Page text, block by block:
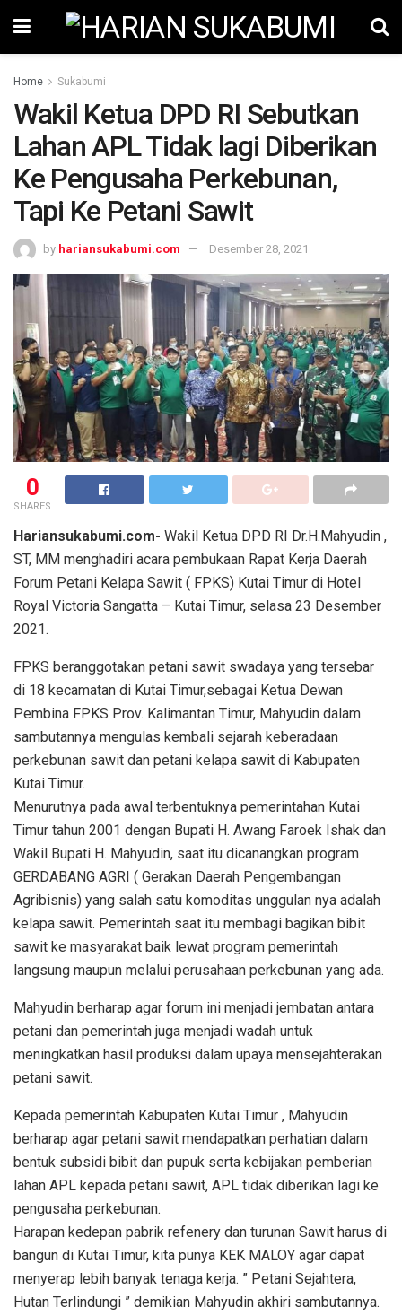
Home Sukabumi
Wakil Ketua DPD RI Sebutkan
Lahan APL Tidak lagi Diberikan
Ke Pengusaha Perkebunan,
Tapi Ke Petani Sawit
by hariansukabumi.com Desember 28, 2021
0
SHARES
Hariansukabumi.com- Wakil Ketua DPD RI Dr.H.Mahyudin ,
ST, MM menghadiri acara pembukaan Rapat Kerja Daerah
Forum Petani Kelapa Sawit ( FPKS) Kutai Timur di Hotel
Royal Victoria Sangatta – Kutai Timur, selasa 23 Desember
2021.
FPKS beranggotakan petani sawit swadaya yang tersebar
di 18 kecamatan di Kutai Timur,sebagai Ketua Dewan
Pembina FPKS Prov. Kalimantan Timur, Mahyudin dalam
sambutannya mengulas kembali sejarah keberadaan
perkebunan sawit dan petani kelapa sawit di Kabupaten
Kutai Timur.
Menurutnya pada awal terbentuknya pemerintahan Kutai
Timur tahun 2001 dengan Bupati H. Awang Faroek Ishak dan
Wakil Bupati H. Mahyudin, saat itu dicanangkan program
GERDABANG AGRI ( Gerakan Daerah Pengembangan
Agribisnis) yang salah satu komoditas unggulan nya adalah
kelapa sawit. Pemerintah saat itu membagi bagikan bibit
sawit ke masyarakat baik lewat program pemerintah
langsung maupun melalui perusahaan perkebunan yang ada.
Mahyudin berharap agar forum ini menjadi jembatan antara
petani dan pemerintah juga menjadi wadah untuk
meningkatkan hasil produksi dalam upaya mensejahterakan
petani sawit.
Kepada pemerintah Kabupaten Kutai Timur , Mahyudin
berharap agar petani sawit mendapatkan perhatian dalam
bentuk subsidi bibit dan pupuk serta kebijakan pemberian
lahan APL kepada petani sawit, APL tidak diberikan lagi ke
pengusaha perkebunan.
Harapan kedepan pabrik refenery dan turunan Sawit harus di
bangun di Kutai Timur, kita punya KEK MALOY agar dapat
menyerap lebih banyak tenaga kerja. ” Petani Sejahtera,
Hutan Terlindungi ” demikian Mahyudin akhiri sambutannya.